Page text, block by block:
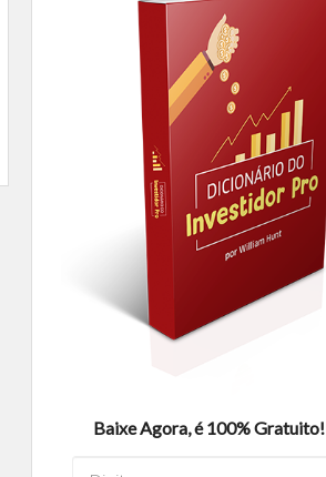
Baixe Agora, é 100% Gratuito!